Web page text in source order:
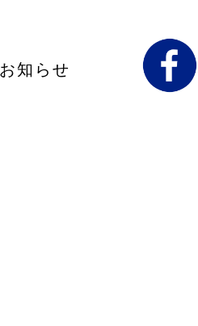
お知らせ